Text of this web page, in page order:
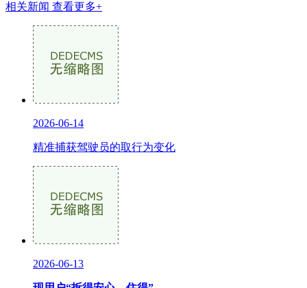
相关新闻 查看更多+
2026-06-14
精准捕获驾驶员的取行为变化
2026-06-13